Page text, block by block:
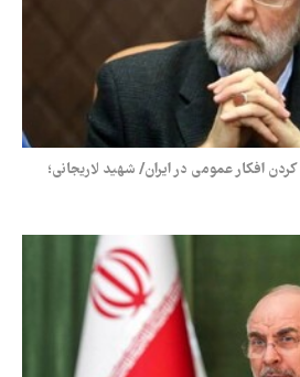
افکار عمومی در ایران/ شهید لاریجانی؛